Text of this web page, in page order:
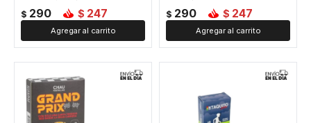
$ 290 $ 247 $ 290 $ 247